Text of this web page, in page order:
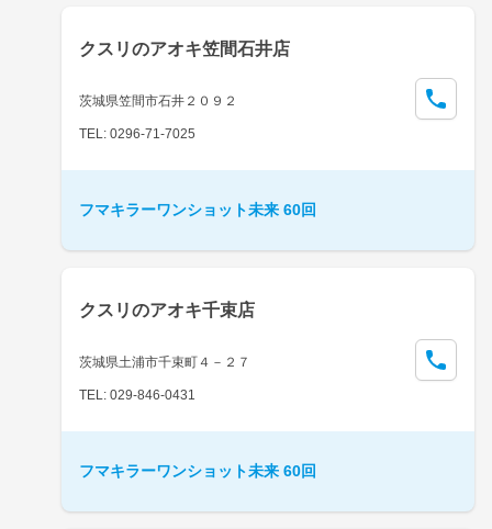
クスリのアオキ笠間石井店
茨城県笠間市石井２０９２
TEL: 0296-71-7025
フマキラーワンショット未来 60回
クスリのアオキ千束店
茨城県土浦市千束町４－２７
TEL: 029-846-0431
フマキラーワンショット未来 60回